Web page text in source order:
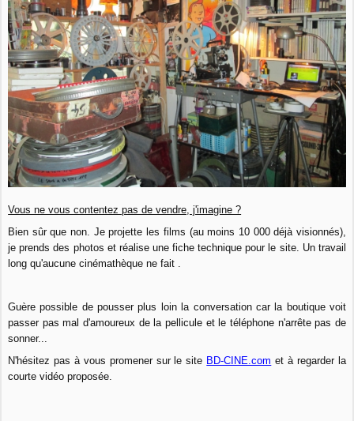
Vous ne vous contentez pas de vendre, j'imagine ?
Bien sûr que non. Je projette les films (au moins 10 000 déjà visionnés),
je prends des photos et réalise une fiche technique pour le site. Un travail
long qu'aucune cinémathèque ne fait .
Guère possible de pousser plus loin la conversation car la boutique voit
passer pas mal d'amoureux de la pellicule et le téléphone n'arrête pas de
sonner...
N'hésitez pas à vous promener sur le site BD-CINE.com et à regarder la
courte vidéo proposée.